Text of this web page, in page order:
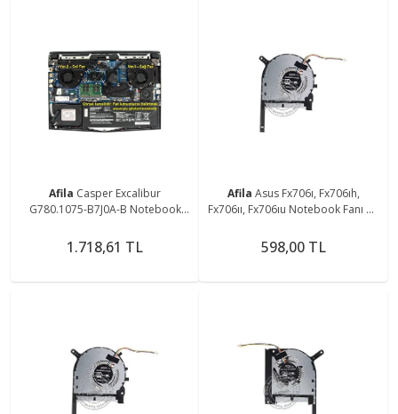
Afila Casper Excalibur
G780.1075-B7J0A-B Notebook
1.718,61 TL
Afila Asus Fx706ı, Fx706ıh,
Fx706ıı, Fx706ıu Notebook Fanı V1
598,00 TL